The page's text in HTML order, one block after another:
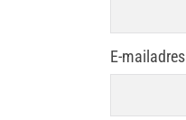
E-mailadres